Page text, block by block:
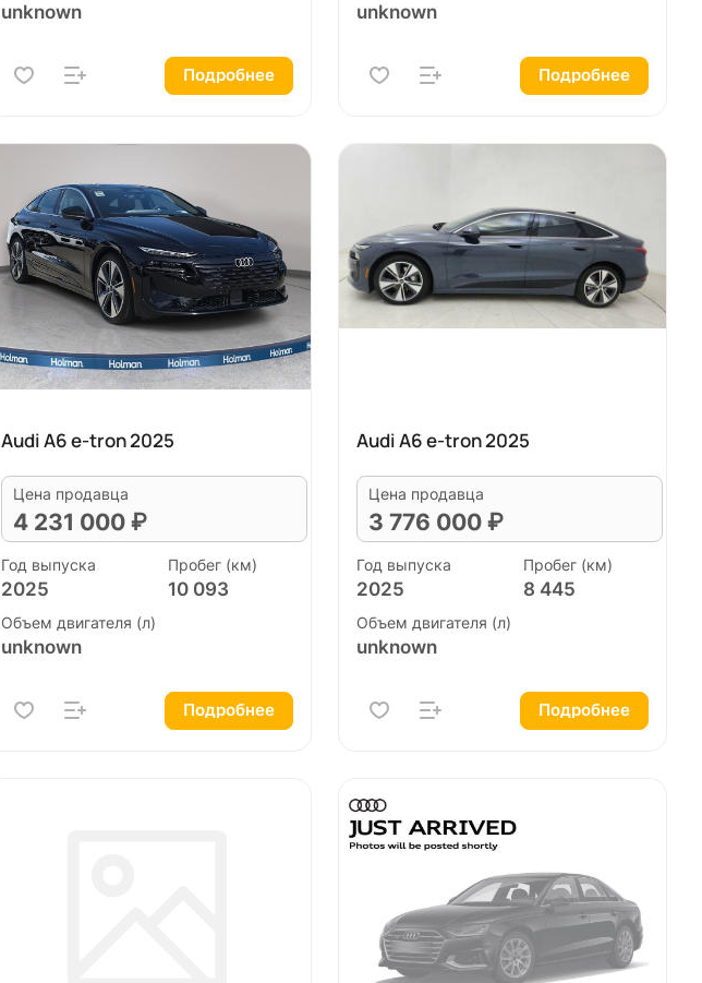
unknown
Подробнее
unknown
Подробнее
Audi A6 e-tron 2025
Цена продавца
4 231 000 ₽
Год выпуска
2025
Пробег (км)
10 093
Объем двигателя (л)
unknown
Подробнее
Audi A6 e-tron 2025
Цена продавца
3 776 000 ₽
Год выпуска
2025
Пробег (км)
8 445
Объем двигателя (л)
unknown
Подробнее